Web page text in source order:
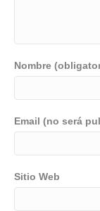
Nombre
Email (no será
Sitio Web